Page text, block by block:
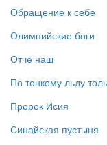
Обращение к себе
Олимпийские боги
Отче наш
По тонкому льду
Пророк Исия
Синайская пустыня